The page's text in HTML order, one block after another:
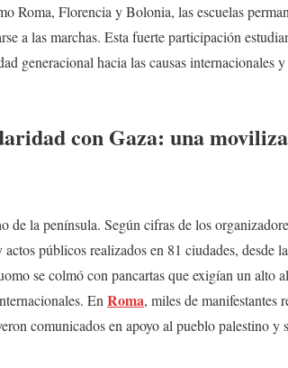
Roma, Florencia y Bolonia, las escuelas
a las marchas. Esta fuerte participación
generacional hacia las causas internacionales
con Gaza: una
de la península. Según cifras de los
públicos realizados en 81 ciudades, desde
se colmó con pancartas que exigían un alto
En Roma, miles de manifestantes
comunicados en apoyo al pueblo palestino y